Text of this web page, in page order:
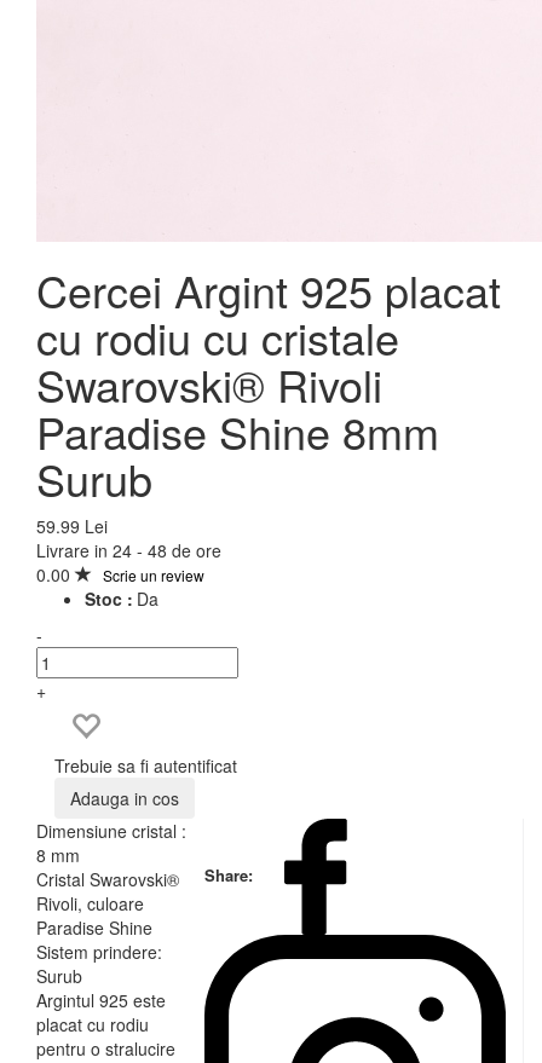
Cercei Argint 925 placat
cu rodiu cu cristale
Swarovski® Rivoli
Paradise Shine 8mm
Surub
59.99 Lei
Livrare in 24 - 48 de ore
0.00
Scrie un review
Stoc : Da
-
+
Trebuie sa fi autentificat
Adauga in cos
Share:
Dimensiune cristal :
8 mm
Cristal Swarovski®
Rivoli, culoare
Paradise Shine
Sistem prindere:
Surub
Argintul 925 este
placat cu rodiu
pentru o stralucire